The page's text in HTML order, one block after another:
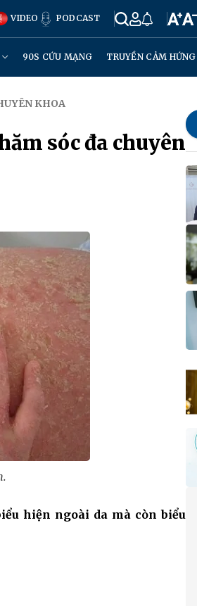
VIDEO PODCAST
90S CỨU MẠNG TRUYỀN CẢM HỨNG
KHOA
sóc đa chuyên
hiện ngoài da mà còn biểu